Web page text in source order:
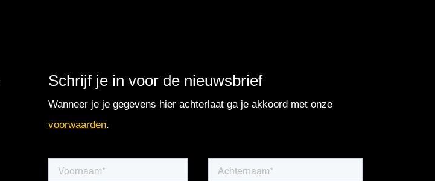
Schrijf je in voor de nieuwsbrief
Wanneer je je gegevens hier achterlaat ga je akkoord met onze
voorwaarden.